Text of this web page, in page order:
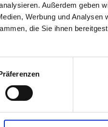
Außerdem geben
Werbung und
die Sie ihnen